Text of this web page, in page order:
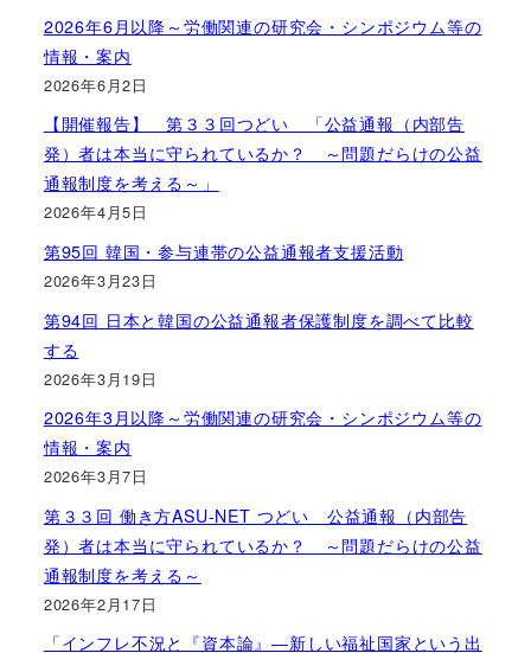
2026年6月以降～労働関連の研究会・シンポジウム等の
情報・案内
2026年6月2日
【開催報告】 第３３回つどい 「公益通報（内部告
発）者は本当に守られているか？ ～問題だらけの公益
通報制度を考える～」
2026年4月5日
第95回 韓国・参与連帯の公益通報者支援活動
2026年3月23日
第94回 日本と韓国の公益通報者保護制度を調べて比較
する
2026年3月19日
2026年3月以降～労働関連の研究会・シンポジウム等の
情報・案内
2026年3月7日
第３３回 働き方ASU-NET つどい 公益通報（内部告
発）者は本当に守られているか？ ～問題だらけの公益
通報制度を考える～
2026年2月17日
「インフレ不況と『資本論』―新しい福祉国家という出